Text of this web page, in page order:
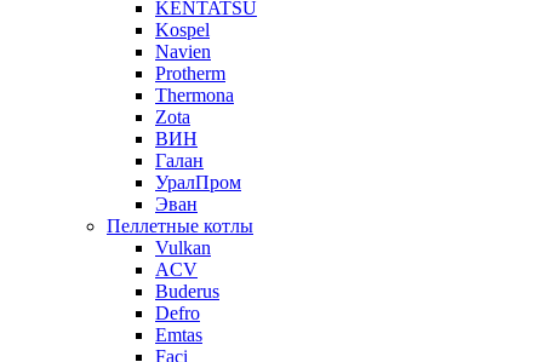
KENTATSU
Kospel
Navien
Protherm
Thermona
Zota
ВИН
Галан
УралПром
Эван
Пеллетные котлы
Vulkan
ACV
Buderus
Defro
Emtas
Faci